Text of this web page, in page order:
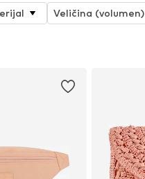
Veličina (volumen)